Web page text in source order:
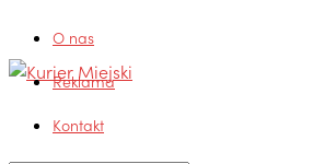
O nas
Reklama
Kontakt